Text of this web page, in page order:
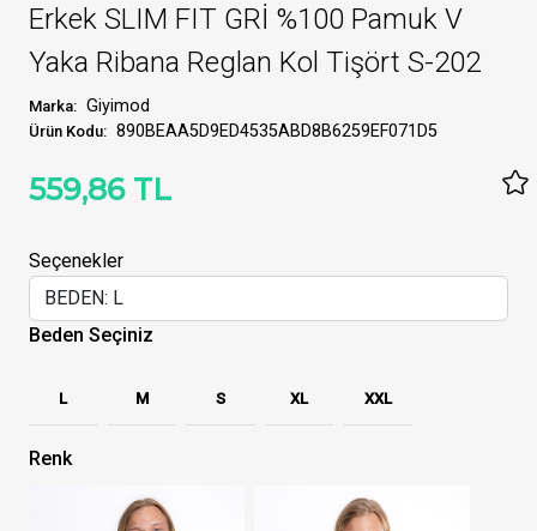
Erkek SLIM FIT GRİ %100 Pamuk V
Yaka Ribana Reglan Kol Tişört S-202
Marka: Giyimod
Ürün Kodu: 890BEAA5D9ED4535ABD8B6259EF071D5
559,86 TL
Renk
Beden Seçiniz
L M S XL XXL
Seçenekler